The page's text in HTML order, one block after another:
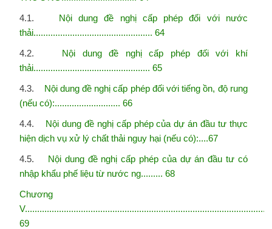
4.1. Nội dung đề nghị cấp phép đối với nước
thải................................................. 64
4.2. Nội dung đề nghị cấp phép đối với khí
thải................................................ 65
4.3. Nội dung đề nghị cấp phép đối với tiếng ồn, độ rung
(nếu có):........................... 66
4.4. Nội dung đề nghị cấp phép của dự án đầu tư thực
hiện dịch vụ xử lý chất thải nguy hại (nếu có):....67
4.5. Nội dung đề nghị cấp phép của dự án đầu tư có
nhập khẩu phế liệu từ nước ng......... 68
Chương
69